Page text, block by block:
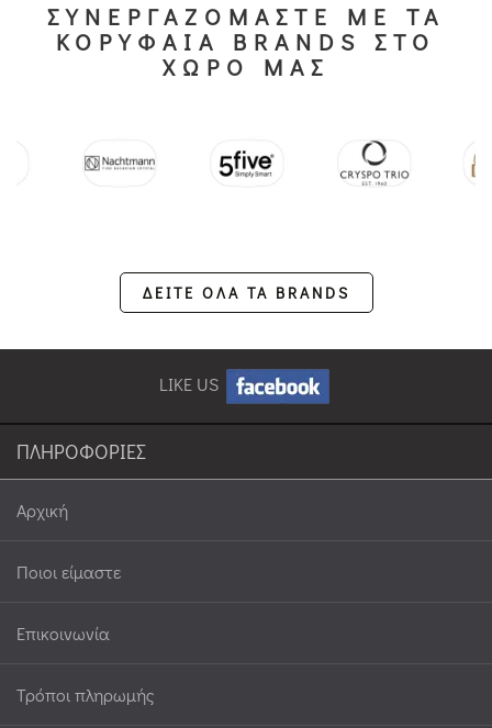
ΣΥΝΕΡΓΑΖΟΜΑΣΤΕ ΜΕ ΤΑ
ΚΟΡΥΦΑΙΑ BRANDS ΣΤΟ
ΧΩΡΟ ΜΑΣ
ΔΕΙΤΕ ΟΛΑ ΤΑ BRANDS
LIKE US
ΠΛΗΡΟΦΟΡΙΕΣ
Αρχική
Ποιοι είμαστε
Επικοινωνία
Τρόποι πληρωμής